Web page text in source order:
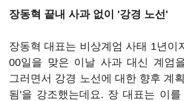
장동혁 끝내 사과 없이 '강경 노선'
장동혁 대표는 비상계엄 사태 1년이
00일을 맞은 이날 사과 대신 계엄
그러면서 강경 노선에 대한 향후 계
됨'을 강조했는데요. 장 대표는 이